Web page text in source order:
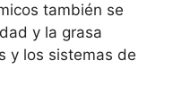
también se
y la grasa
y los sistemas de